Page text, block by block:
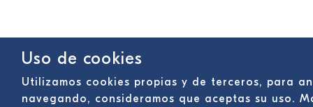
Uso de cookies
Utilizamos cookies propias y de terceros, para
navegando, consideramos que aceptas su uso.